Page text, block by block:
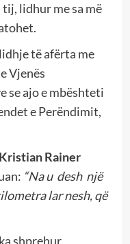
lidhur me sa më
të afërta me
Vjenës
se ajo e mbështeti
e Perëndimit,
Kristian Rainer
“Na u desh një
lar nesh, që
shprehur